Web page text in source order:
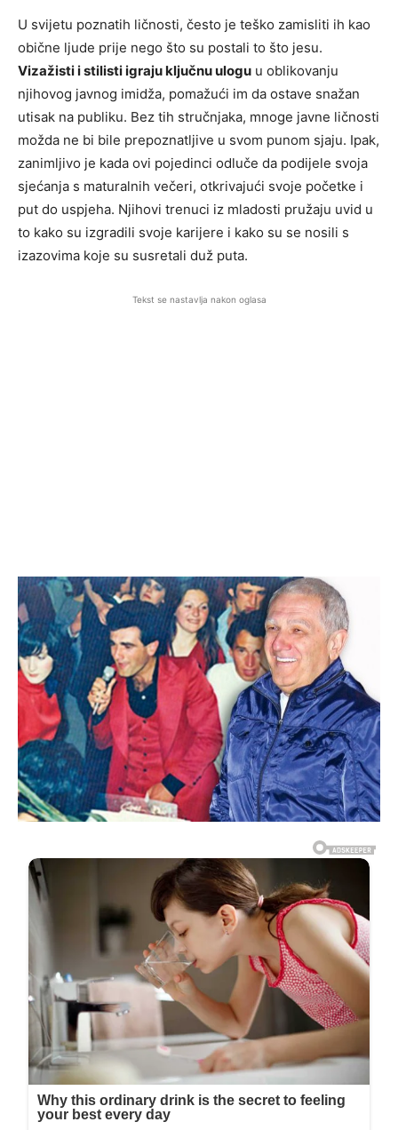
U svijetu poznatih ličnosti, često je teško zamisliti ih kao
obične ljude prije nego što su postali to što jesu.
Vizažisti i stilisti igraju ključnu ulogu u oblikovanju
njihovog javnog imidža, pomažući im da ostave snažan
utisak na publiku. Bez tih stručnjaka, mnoge javne ličnosti
možda ne bi bile prepoznatljive u svom punom sjaju. Ipak,
zanimljivo je kada ovi pojedinci odluče da podijele svoja
sjećanja s maturalnih večeri, otkrivajući svoje početke i
put do uspjeha. Njihovi trenuci iz mladosti pružaju uvid u
to kako su izgradili svoje karijere i kako su se nosili s
izazovima koje su susretali duž puta.
Tekst se nastavlja nakon oglasa